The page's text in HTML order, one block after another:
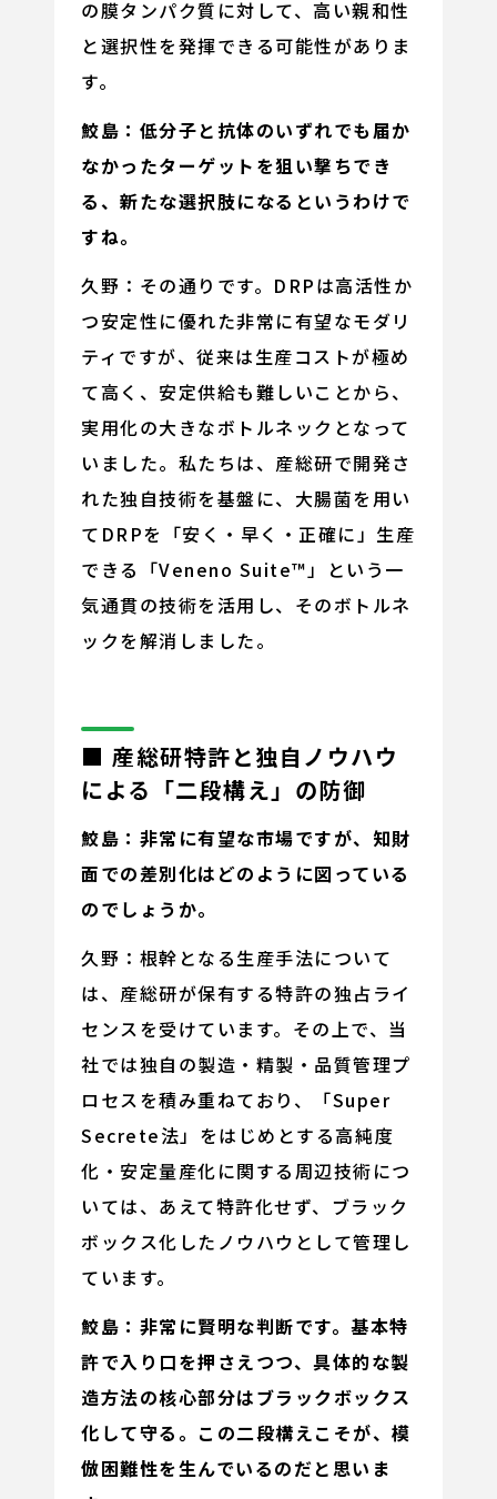
の膜タンパク質に対して、高い親和性
と選択性を発揮できる可能性がありま
す。
鮫島：低分子と抗体のいずれでも届か
なかったターゲットを狙い撃ちでき
る、新たな選択肢になるというわけで
すね。
久野：その通りです。DRPは高活性か
つ安定性に優れた非常に有望なモダリ
ティですが、従来は生産コストが極め
て高く、安定供給も難しいことから、
実用化の大きなボトルネックとなって
いました。私たちは、産総研で開発さ
れた独自技術を基盤に、大腸菌を用い
てDRPを「安く・早く・正確に」生産
できる「Veneno Suite™」という一
気通貫の技術を活用し、そのボトルネ
ックを解消しました。
■ 産総研特許と独自ノウハウ
による「二段構え」の防御
鮫島：非常に有望な市場ですが、知財
面での差別化はどのように図っている
のでしょうか。
久野：根幹となる生産手法について
は、産総研が保有する特許の独占ライ
センスを受けています。その上で、当
社では独自の製造・精製・品質管理プ
ロセスを積み重ねており、「Super
Secrete法」をはじめとする高純度
化・安定量産化に関する周辺技術につ
いては、あえて特許化せず、ブラック
ボックス化したノウハウとして管理し
ています。
鮫島：非常に賢明な判断です。基本特
許で入り口を押さえつつ、具体的な製
造方法の核心部分はブラックボックス
化して守る。この二段構えこそが、模
倣困難性を生んでいるのだと思いま